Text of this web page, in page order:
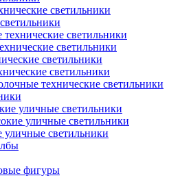
светильники
светильники
светильники
светильники
светильники
технические светильники
уличные светильники
уличные светильники
светильники
фигуры